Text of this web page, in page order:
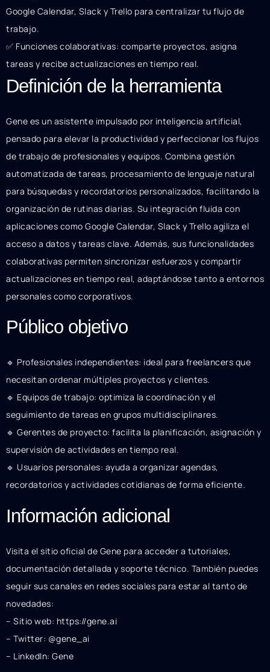
Google Calendar, Slack y Trello para centralizar tu flujo de
trabajo.
✅ Funciones colaborativas: comparte proyectos, asigna
tareas y recibe actualizaciones en tiempo real.
Definición de la herramienta
Gene es un asistente impulsado por inteligencia artificial,
pensado para elevar la productividad y perfeccionar los flujos
de trabajo de profesionales y equipos. Combina gestión
automatizada de tareas, procesamiento de lenguaje natural
para búsquedas y recordatorios personalizados, facilitando la
organización de rutinas diarias. Su integración fluida con
aplicaciones como Google Calendar, Slack y Trello agiliza el
acceso a datos y tareas clave. Además, sus funcionalidades
colaborativas permiten sincronizar esfuerzos y compartir
actualizaciones en tiempo real, adaptándose tanto a entornos
personales como corporativos.
Público objetivo
🔹 Profesionales independientes: ideal para freelancers que
necesitan ordenar múltiples proyectos y clientes.
🔹 Equipos de trabajo: optimiza la coordinación y el
seguimiento de tareas en grupos multidisciplinares.
🔹 Gerentes de proyecto: facilita la planificación, asignación y
supervisión de actividades en tiempo real.
🔹 Usuarios personales: ayuda a organizar agendas,
recordatorios y actividades cotidianas de forma eficiente.
Información adicional
Visita el sitio oficial de Gene para acceder a tutoriales,
documentación detallada y soporte técnico. También puedes
seguir sus canales en redes sociales para estar al tanto de
novedades:
– Sitio web: https://gene.ai
– Twitter: @gene_ai
– LinkedIn: Gene